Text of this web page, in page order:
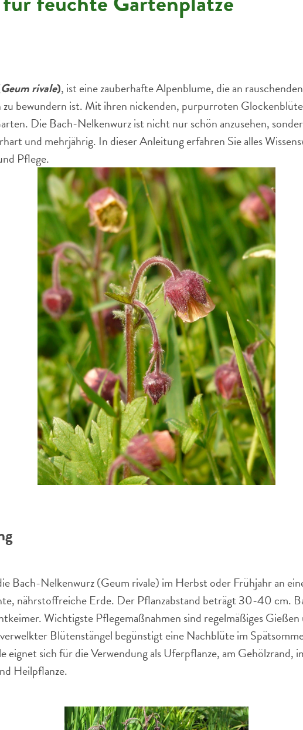
Geum rivale), ist eine zauberhafte Alpenblume, die an
bewundern ist. Mit ihren nickenden, purpurroten
Die Bach-Nelkenwurz ist nicht nur schön anzusehen,
und mehrjährig. In dieser Anleitung erfahren Sie alles
Pflege.
Bach-Nelkenwurz (Geum rivale) im Herbst oder Frühjahr an
nährstoffreiche Erde. Der Pflanzabstand beträgt 30-40 cm.
Wichtigste Pflegemaßnahmen sind regelmäßiges
Blütenstängel begünstigt eine Nachblüte im
eignet sich für die Verwendung als Uferpflanze, am Gehölzrand,
Heilpflanze.